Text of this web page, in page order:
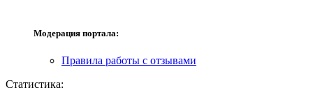
Модерация портала:
Правила работы с отзывами
Статистика: